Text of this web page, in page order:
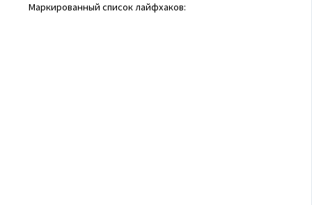
Маркированный список лайфхаков: